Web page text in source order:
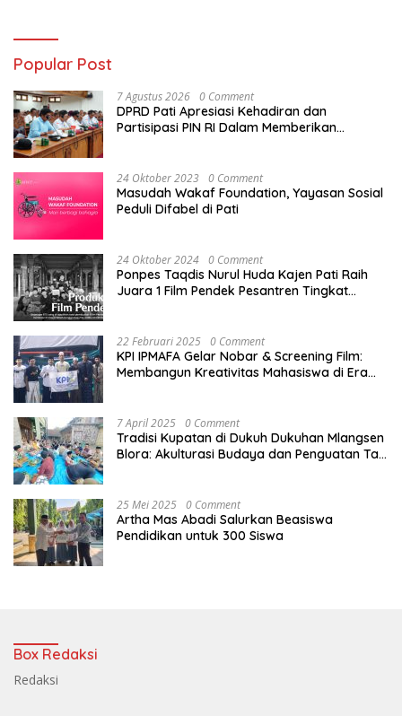
Popular Post
7 Agustus 2026 0 Comment
DPRD Pati Apresiasi Kehadiran dan
Partisipasi PIN RI Dalam Memberikan
24 Oktober 2023 0 Comment
Masudah Wakaf Foundation, Yayasan Sosial
Peduli Difabel di Pati
24 Oktober 2024 0 Comment
Ponpes Taqdis Nurul Huda Kajen Pati Raih
Juara 1 Film Pendek Pesantren Tingkat
22 Februari 2025 0 Comment
KPI IPMAFA Gelar Nobar & Screening Film:
Membangun Kreativitas Mahasiswa di Era
7 April 2025 0 Comment
Tradisi Kupatan di Dukuh Dukuhan Mlangsen
Blora: Akulturasi Budaya dan Penguatan Tali
25 Mei 2025 0 Comment
Artha Mas Abadi Salurkan Beasiswa
Pendidikan untuk 300 Siswa
Box Redaksi
Redaksi